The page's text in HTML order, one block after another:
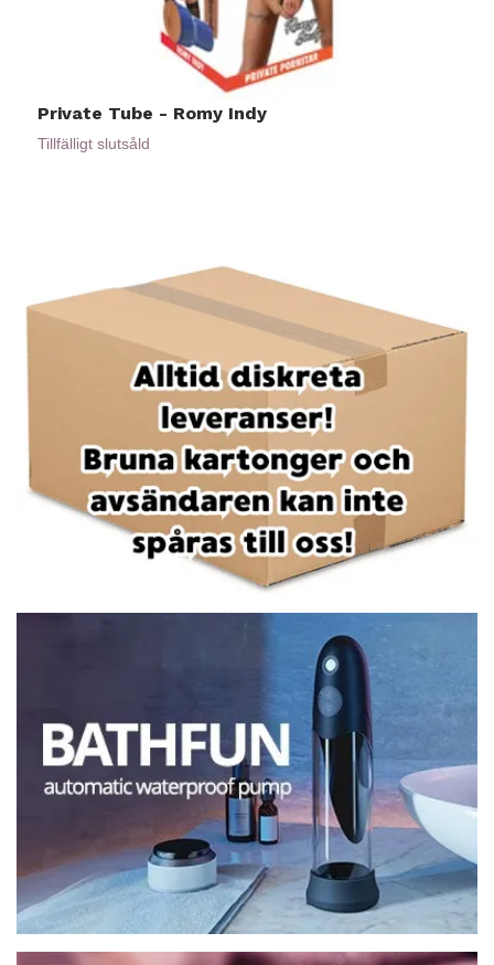
Private Tube - Romy Indy
Tillfälligt slutsåld